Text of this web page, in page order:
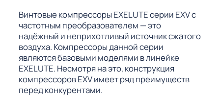
Винтовые компрессоры EXELUTE серии EXV с
частотным преобразователем — это
надёжный и неприхотливый источник сжатого
воздуха. Компрессоры данной серии
являются базовыми моделями в линейке
EXELUTE. Несмотря на это, конструкция
компрессоров EXV имеет ряд преимуществ
перед конкурентами.